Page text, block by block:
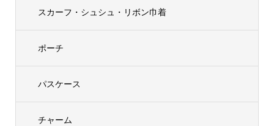
スカーフ・シュシュ・リボン巾着
ポーチ
パスケース
チャーム